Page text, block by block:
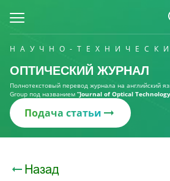
НАУЧНО-
ОПТИЧЕСКИЙ ЖУРНАЛ
Полнотекстовый перевод журнала на английский
Group под названием “Journal of Optical
Подача статьи
Назад